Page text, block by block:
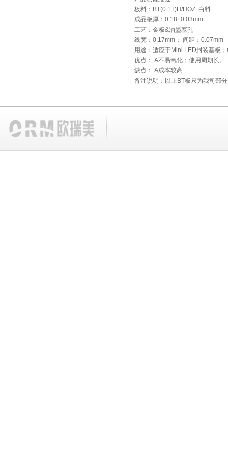
板料：BT(0.1T)H/HOZ 白料
成品板厚：0.18±0.03mm
工艺：金板&油墨塞孔
线宽：0.17mm； 间距：0.07mm
用途：适应于Mini LED封装基板
优点： A不易氧化；使用周期长。
缺点： A成本较高
备注说明：以上BT板只为我司部